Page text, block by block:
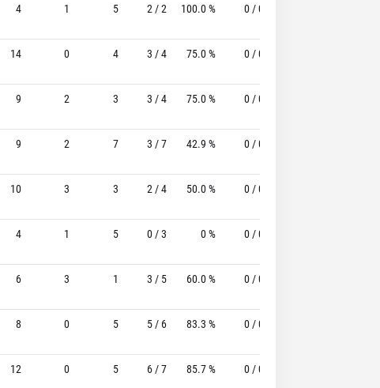
4 1 5 2 / 2 100.0 % 0 / 0
14 0 4 3 / 4 75.0 % 0 / 0
9 2 3 3 / 4 75.0 % 0 / 0
9 2 7 3 / 7 42.9 % 0 / 0
10 3 3 2 / 4 50.0 % 0 / 0
4 1 5 0 / 3 0 % 0 / 0
6 3 1 3 / 5 60.0 % 0 / 0
8 0 5 5 / 6 83.3 % 0 / 0
12 0 5 6 / 7 85.7 % 0 / 0